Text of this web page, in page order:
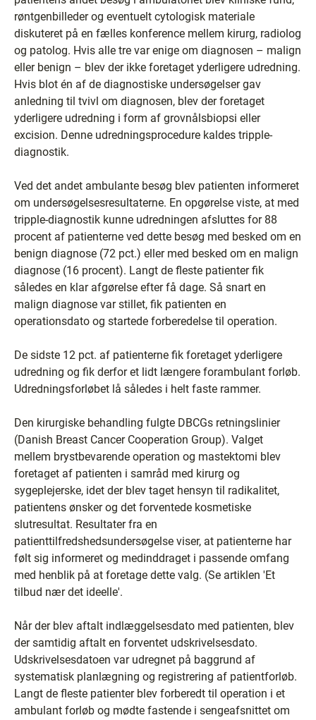
røntgenbilleder og eventuelt cytologisk materiale
diskuteret på en fælles konference mellem kirurg, radiolog
og patolog. Hvis alle tre var enige om diagnosen – malign
eller benign – blev der ikke foretaget yderligere udredning.
Hvis blot én af de diagnostiske undersøgelser gav
anledning til tvivl om diagnosen, blev der foretaget
yderligere udredning i form af grovnålsbiopsi eller
excision. Denne udredningsprocedure kaldes tripple-
diagnostik.
Ved det andet ambulante besøg blev patienten informeret
om undersøgelsesresultaterne. En opgørelse viste, at med
tripple-diagnostik kunne udredningen afsluttes for 88
procent af patienterne ved dette besøg med besked om en
benign diagnose (72 pct.) eller med besked om en malign
diagnose (16 procent). Langt de fleste patienter fik
således en klar afgørelse efter få dage. Så snart en
malign diagnose var stillet, fik patienten en
operationsdato og startede forberedelse til operation.
De sidste 12 pct. af patienterne fik foretaget yderligere
udredning og fik derfor et lidt længere forambulant forløb.
Udredningsforløbet lå således i helt faste rammer.
Den kirurgiske behandling fulgte DBCGs retningslinier
(Danish Breast Cancer Cooperation Group). Valget
mellem brystbevarende operation og mastektomi blev
foretaget af patienten i samråd med kirurg og
sygeplejerske, idet der blev taget hensyn til radikalitet,
patientens ønsker og det forventede kosmetiske
slutresultat. Resultater fra en
patienttilfredshedsundersøgelse viser, at patienterne har
følt sig informeret og medinddraget i passende omfang
med henblik på at foretage dette valg. (Se artiklen 'Et
tilbud nær det ideelle'.
Når der blev aftalt indlæggelsesdato med patienten, blev
der samtidig aftalt en forventet udskrivelsesdato.
Udskrivelsesdatoen var udregnet på baggrund af
systematisk planlægning og registrering af patientforløb.
Langt de fleste patienter blev forberedt til operation i et
ambulant forløb og mødte fastende i sengeafsnittet om